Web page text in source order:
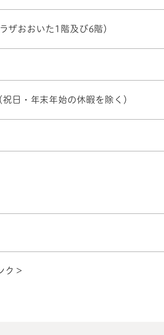
おおいた1階及び6階）
日・年末年始の休暇を除く）
ク＞